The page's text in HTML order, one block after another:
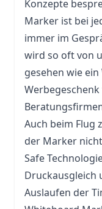
Konzepte
Marker ist bei
immer im
wird so oft von
gesehen wie
Auch beim Flug
der Marker
Safe
Druckausgleich
Auslaufen der